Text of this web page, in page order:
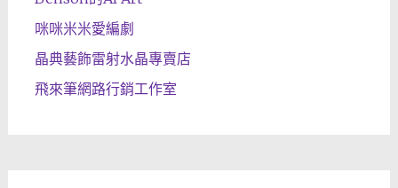
咪咪米米愛編劇
晶典藝飾雷射水晶專賣店
飛來筆網路行銷工作室